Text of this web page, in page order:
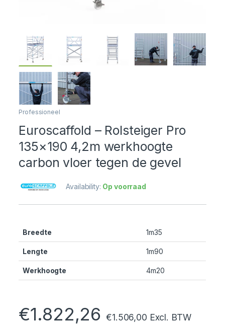
Professioneel
Euroscaffold – Rolsteiger Pro
135×190 4,2m werkhoogte
carbon vloer tegen de gevel
Availability: Op voorraad
Breedte 1m35
Lengte 1m90
Werkhoogte 4m20
€1.822,26 €1.506,00 Excl. BTW